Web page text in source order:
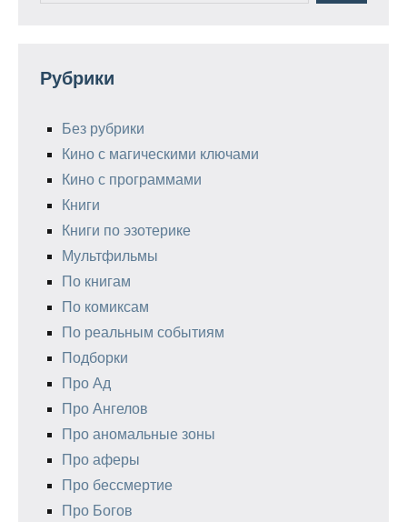
Рубрики
Без рубрики
Кино с магическими ключами
Кино с программами
Книги
Книги по эзотерике
Мультфильмы
По книгам
По комиксам
По реальным событиям
Подборки
Про Ад
Про Ангелов
Про аномальные зоны
Про аферы
Про бессмертие
Про Богов